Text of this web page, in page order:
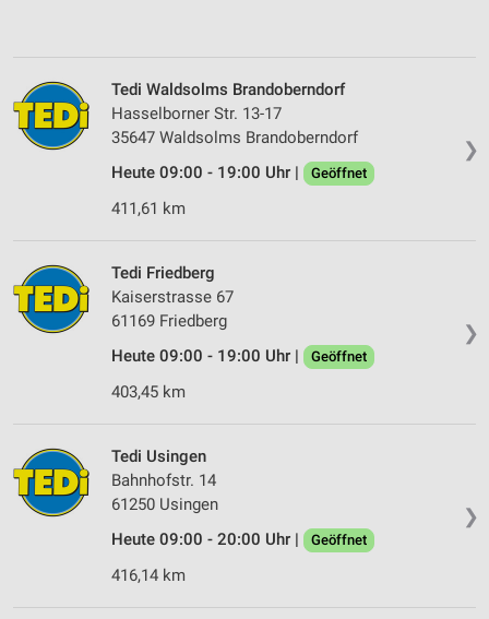
❯
Tedi Waldsolms Brandoberndorf
Hasselborner Str. 13-17
35647 Waldsolms Brandoberndorf
Heute 09:00 - 19:00 Uhr |
Geöffnet
411,61 km
❯
Tedi Friedberg
Kaiserstrasse 67
61169 Friedberg
Heute 09:00 - 19:00 Uhr |
Geöffnet
403,45 km
❯
Tedi Usingen
Bahnhofstr. 14
61250 Usingen
Heute 09:00 - 20:00 Uhr |
Geöffnet
416,14 km